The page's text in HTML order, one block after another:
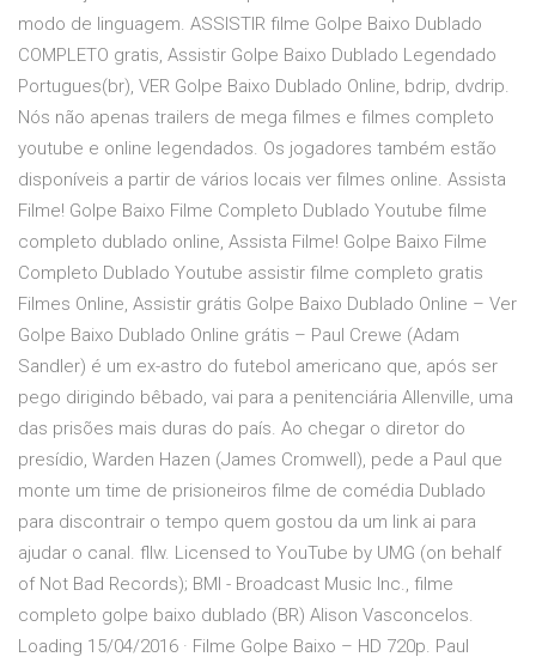
modo de linguagem. ASSISTIR filme Golpe Baixo Dublado
COMPLETO gratis, Assistir Golpe Baixo Dublado Legendado
Portugues(br), VER Golpe Baixo Dublado Online, bdrip, dvdrip.
Nós não apenas trailers de mega filmes e filmes completo
youtube e online legendados. Os jogadores também estão
disponíveis a partir de vários locais ver filmes online. Assista
Filme! Golpe Baixo Filme Completo Dublado Youtube filme
completo dublado online, Assista Filme! Golpe Baixo Filme
Completo Dublado Youtube assistir filme completo gratis
Filmes Online, Assistir grátis Golpe Baixo Dublado Online – Ver
Golpe Baixo Dublado Online grátis – Paul Crewe (Adam
Sandler) é um ex-astro do futebol americano que, após ser
pego dirigindo bêbado, vai para a penitenciária Allenville, uma
das prisões mais duras do país. Ao chegar o diretor do
presídio, Warden Hazen (James Cromwell), pede a Paul que
monte um time de prisioneiros filme de comédia Dublado
para discontrair o tempo quem gostou da um link ai para
ajudar o canal. fllw. Licensed to YouTube by UMG (on behalf
of Not Bad Records); BMI - Broadcast Music Inc., filme
completo golpe baixo dublado (BR) Alison Vasconcelos.
Loading 15/04/2016 · Filme Golpe Baixo – HD 720p. Paul